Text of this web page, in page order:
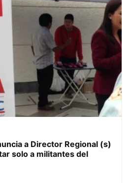
a Director Regional (s)
solo a militantes del